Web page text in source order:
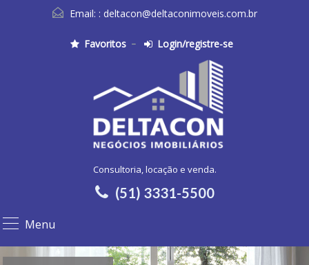
Email: : deltacon@deltaconimoveis.com.br
Favoritos Login/registre-se
Consultoria, locação e venda.
(51) 3331-5500
Menu